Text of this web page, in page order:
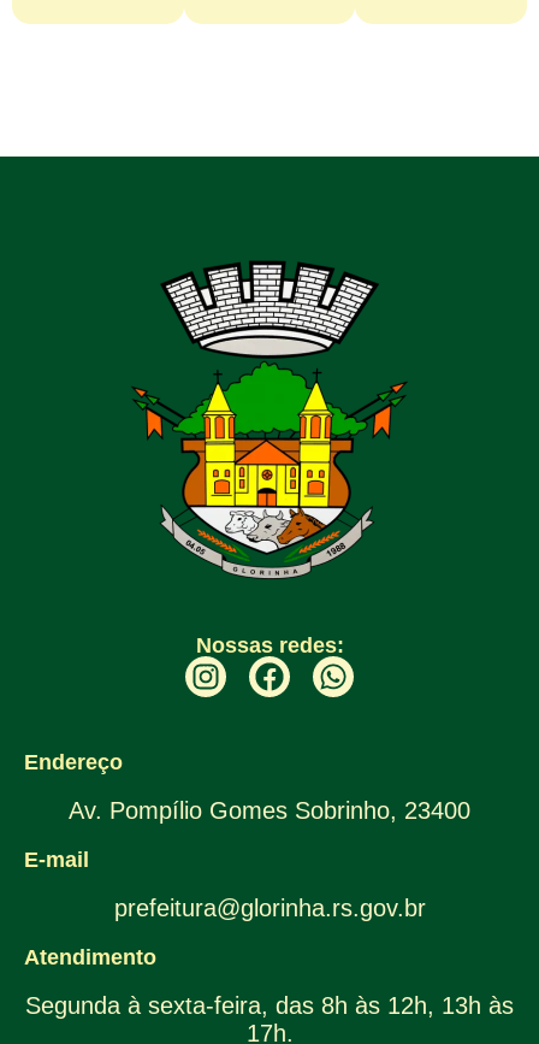
Nossas redes:
Endereço
Av. Pompílio Gomes Sobrinho, 23400
E-mail
prefeitura@glorinha.rs.gov.br
Atendimento
Segunda à sexta-feira, das 8h às 12h, 13h às
17h.